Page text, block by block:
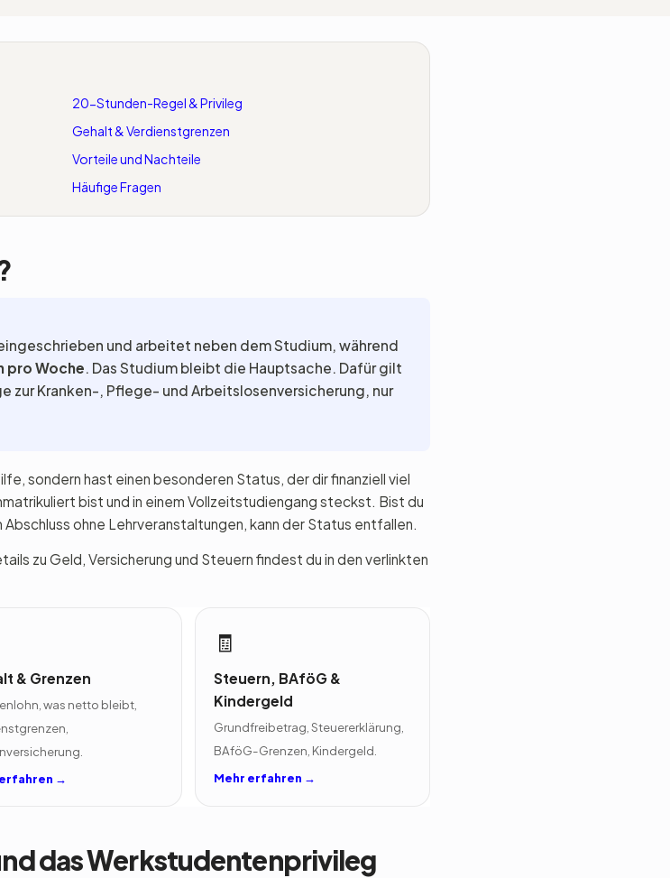
20-Stunden-Regel & Privileg
Gehalt & Verdienstgrenzen
Vorteile und Nachteile
Häufige Fragen
und arbeitet neben dem Studium, während
pro Woche. Das Studium bleibt die Hauptsache. Dafür gilt
zur Kranken-, Pflege- und Arbeitslosenversicherung, nur
sondern hast einen besonderen Status, der dir finanziell viel
bist und in einem Vollzeitstudiengang steckst. Bist du
ohne Lehrveranstaltungen, kann der Status entfallen.
zu Geld, Versicherung und Steuern findest du in den verlinkten
& Grenzen
was netto bleibt,
→
🧾
Steuern, BAföG &
Kindergeld
Grundfreibetrag, Steuererklärung,
BAföG-Grenzen, Kindergeld.
Mehr erfahren →
das Werkstudentenprivileg